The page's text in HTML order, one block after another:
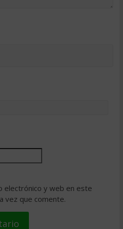
electrónico y web en este
vez que comente.